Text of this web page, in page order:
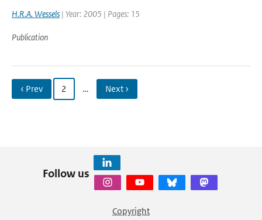
H.R.A. Wessels | Year: 2005 | Pages: 15
Publication
‹ Prev 2 … Next ›
Follow us
Copyright